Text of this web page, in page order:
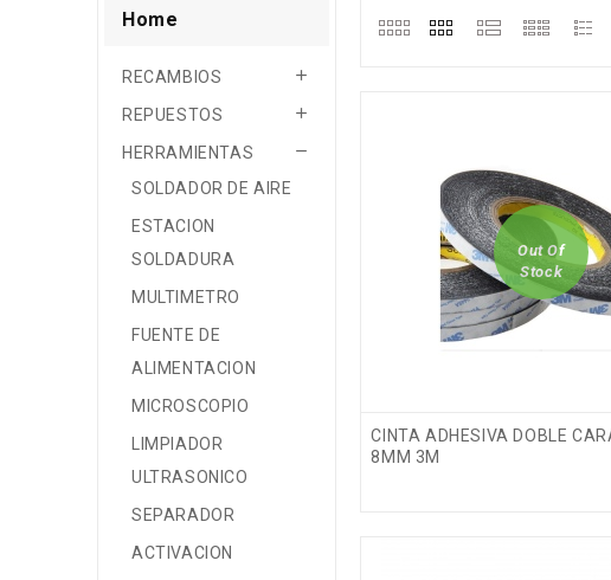
Home
RECAMBIOS 
REPUESTOS 
HERRAMIENTAS 
SOLDADOR DE AIRE
ESTACION
SOLDADURA
MULTIMETRO
FUENTE DE
ALIMENTACION
MICROSCOPIO
LIMPIADOR
ULTRASONICO
SEPARADOR
ACTIVACION
Out Of
Stock
CINTA ADHESIVA DOBLE
8MM 3M